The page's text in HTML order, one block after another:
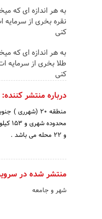
به هر اندازه ای که
نقره بخری از
کنی
به هر اندازه ای که
طلا بخری از سرمایه
کنی
درباره منتشر کننده:
و 22 محله می باشد .
منتشر شده در
شهر و جامعه